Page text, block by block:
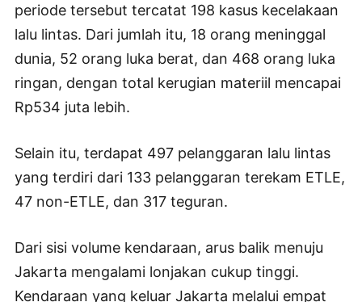
periode tersebut tercatat 198 kasus kecelakaan
lalu lintas. Dari jumlah itu, 18 orang meninggal
dunia, 52 orang luka berat, dan 468 orang luka
ringan, dengan total kerugian materiil mencapai
Rp534 juta lebih.
Selain itu, terdapat 497 pelanggaran lalu lintas
yang terdiri dari 133 pelanggaran terekam ETLE,
47 non-ETLE, dan 317 teguran.
Dari sisi volume kendaraan, arus balik menuju
Jakarta mengalami lonjakan cukup tinggi.
Kendaraan yang keluar Jakarta melalui empat